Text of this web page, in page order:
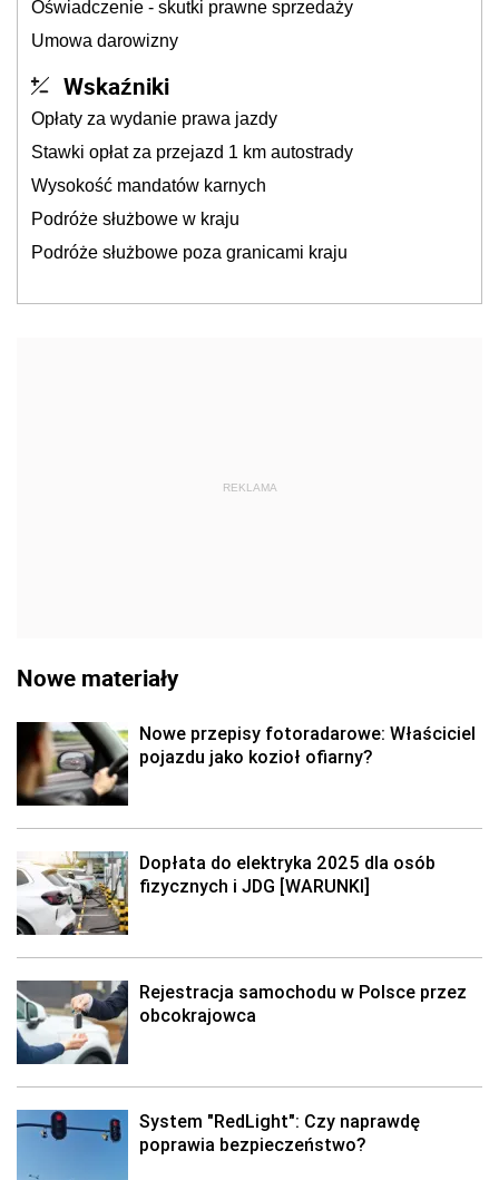
Oświadczenie - skutki prawne sprzedaży
Umowa darowizny
Wskaźniki
Opłaty za wydanie prawa jazdy
Stawki opłat za przejazd 1 km autostrady
Wysokość mandatów karnych
Podróże służbowe w kraju
Podróże służbowe poza granicami kraju
REKLAMA
Nowe materiały
Nowe przepisy fotoradarowe: Właściciel
pojazdu jako kozioł ofiarny?
Dopłata do elektryka 2025 dla osób
fizycznych i JDG [WARUNKI]
Rejestracja samochodu w Polsce przez
obcokrajowca
System "RedLight": Czy naprawdę
poprawia bezpieczeństwo?